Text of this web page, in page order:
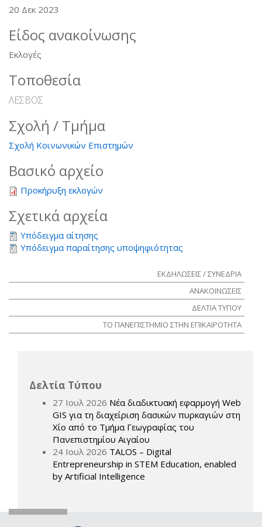
20 Δεκ 2023
Είδος ανακοίνωσης
Εκλογές
Τοποθεσία
ΛΕΣΒΟΣ
Σχολή / Τμήμα
Σχολή Κοινωνικών Επιστημών
Βασικό αρχείο
Προκήρυξη εκλογών
Σχετικά αρχεία
Υπόδειγμα αίτησης
Υπόδειγμα παραίτησης υποψηφιότητας
ΕΚΔΗΛΩΣΕΙΣ / ΣΥΝΕΔΡΙΑ
ΑΝΑΚΟΙΝΩΣΕΙΣ
ΔΕΛΤΙΑ ΤΥΠΟΥ
ΤΟ ΠΑΝΕΠΙΣΤΗΜΙΟ ΣΤΗΝ ΕΠΙΚΑΙΡΟΤΗΤΑ
Δελτία Τύπου
27 Ιουλ 2026 Νέα διαδικτυακή εφαρμογή Web
GIS για τη διαχείριση δασικών πυρκαγιών στη
Χίο από το Τμήμα Γεωγραφίας του
Πανεπιστημίου Αιγαίου
24 Ιουλ 2026 TALOS – Digital
Entrepreneurship in STEM Education, enabled
by Artificial Intelligence